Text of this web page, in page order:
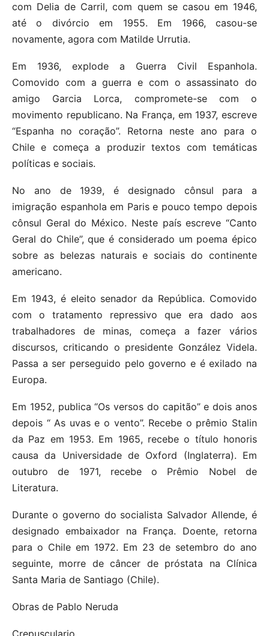
com Delia de Carril, com quem se casou em 1946,
até o divórcio em 1955. Em 1966, casou-se
novamente, agora com Matilde Urrutia.
Em 1936, explode a Guerra Civil Espanhola.
Comovido com a guerra e com o assassinato do
amigo Garcia Lorca, compromete-se com o
movimento republicano. Na França, em 1937, escreve
“Espanha no coração”. Retorna neste ano para o
Chile e começa a produzir textos com temáticas
políticas e sociais.
No ano de 1939, é designado cônsul para a
imigração espanhola em Paris e pouco tempo depois
cônsul Geral do México. Neste país escreve “Canto
Geral do Chile”, que é considerado um poema épico
sobre as belezas naturais e sociais do continente
americano.
Em 1943, é eleito senador da República. Comovido
com o tratamento repressivo que era dado aos
trabalhadores de minas, começa a fazer vários
discursos, criticando o presidente González Videla.
Passa a ser perseguido pelo governo e é exilado na
Europa.
Em 1952, publica “Os versos do capitão” e dois anos
depois “ As uvas e o vento”. Recebe o prêmio Stalin
da Paz em 1953. Em 1965, recebe o título honoris
causa da Universidade de Oxford (Inglaterra). Em
outubro de 1971, recebe o Prêmio Nobel de
Literatura.
Durante o governo do socialista Salvador Allende, é
designado embaixador na França. Doente, retorna
para o Chile em 1972. Em 23 de setembro do ano
seguinte, morre de câncer de próstata na Clínica
Santa Maria de Santiago (Chile).
Obras de Pablo Neruda